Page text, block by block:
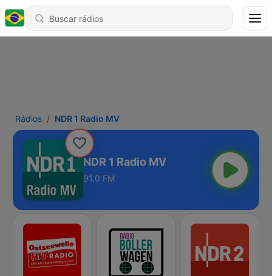
Rádios NDR 1 Radio MV
NDR 1 Radio MV
91.0 FM